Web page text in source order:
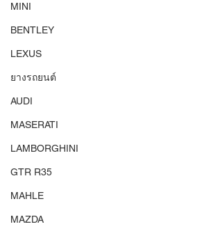
MINI
BENTLEY
LEXUS
ยางรถยนต์
AUDI
MASERATI
LAMBORGHINI
GTR R35
MAHLE
MAZDA